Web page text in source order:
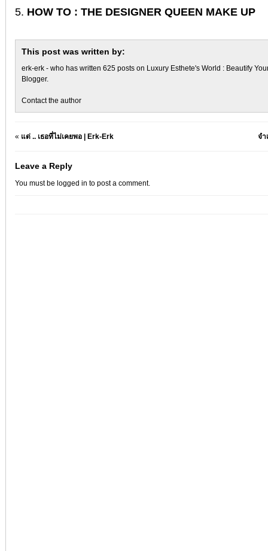
HOW TO : THE DESIGNER QUEEN MAKE UP
This post was written by:
erk-erk - who has written 625 posts on Luxury Esthete's World : Beautify
Blogger.
Contact the author
« แด่ .. เธอที่ไม่เคยพอ | Erk-Erk จำ
Leave a Reply
You must be logged in to post a comment.